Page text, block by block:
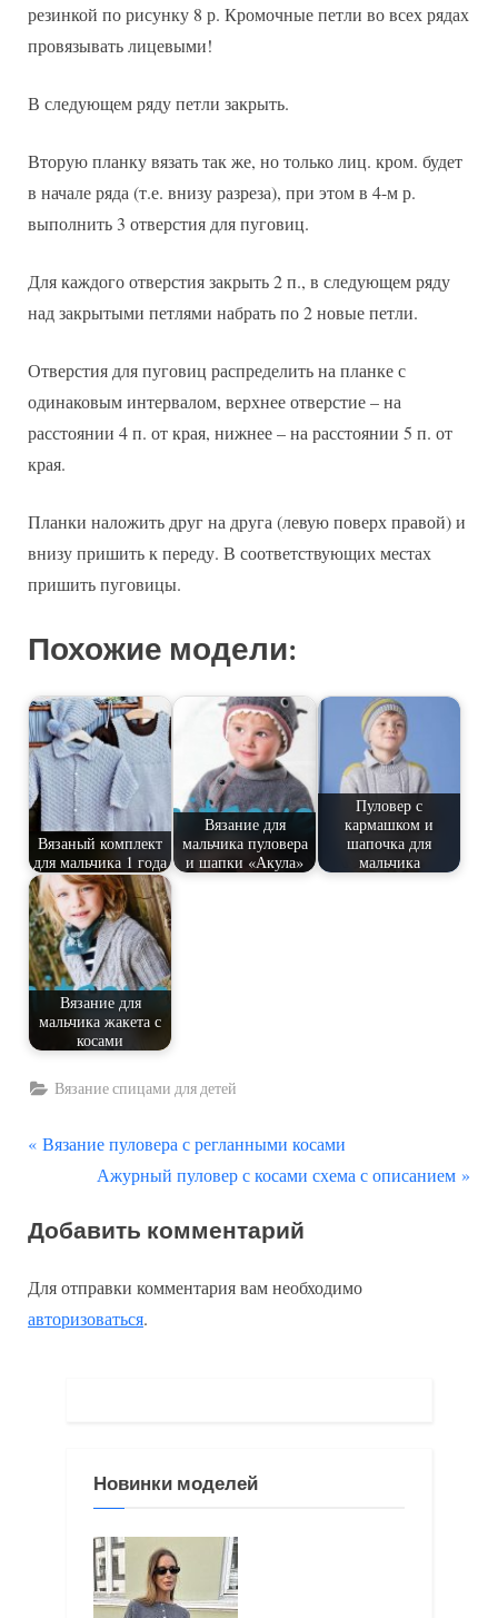
резинкой по рисунку 8 р. Кромочные петли во всех рядах
провязывать лицевыми!
В следующем ряду петли закрыть.
Вторую планку вязать так же, но только лиц. кром. будет
в начале ряда (т.е. внизу разреза), при этом в 4-м р.
выполнить 3 отверстия для пуговиц.
Для каждого отверстия закрыть 2 п., в следующем ряду
над закрытыми петлями набрать по 2 новые петли.
Отверстия для пуговиц распределить на планке с
одинаковым интервалом, верхнее отверстие – на
расстоянии 4 п. от края, нижнее – на расстоянии 5 п. от
края.
Планки наложить друг на друга (левую поверх правой) и
внизу пришить к переду. В соответствующих местах
пришить пуговицы.
Похожие модели:
Вязаный комплект
для мальчика 1 года
Вязание для
мальчика пуловера
и шапки «Акула»
Пуловер с
кармашком и
шапочка для
мальчика
Вязание для
мальчика жакета с
косами
Вязание спицами для детей
Навигация
записям
П
д
д
у
Вязание пуловера с регланными косами
С
е
у
ю
а
п
и
с
ь
Ажурный пуловер с косами схема с описанием
Добавить комментарий
Для отправки комментария вам необходимо
авторизоваться.
Новинки моделей